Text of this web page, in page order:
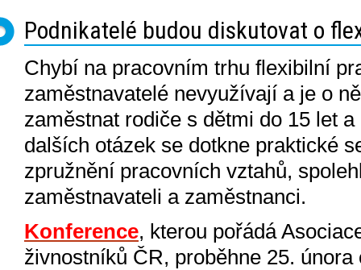
Podnikatelé budou diskutovat o
Chybí na pracovním trhu flexibilní
zaměstnavatelé nevyužívají a je o
zaměstnat rodiče s dětmi do 15 let
dalších otázek se dotkne praktické
zpružnění pracovních vztahů,
zaměstnavateli a zaměstnanci.
Konference, kterou pořádá
živnostníků ČR, proběhne 25.